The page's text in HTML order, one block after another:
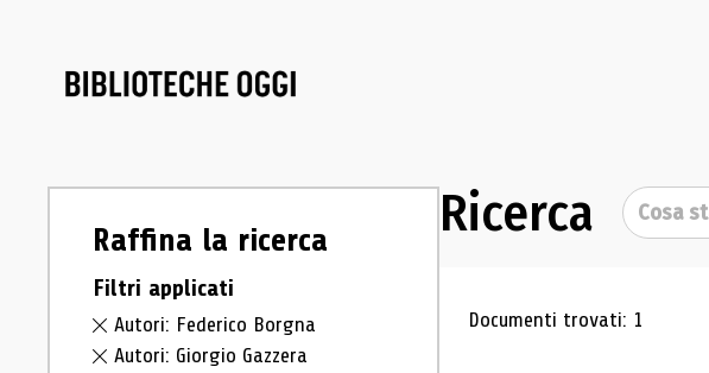
Raffina la ricerca
Filtri applicati
Autori: Federico Borgna
Autori: Giorgio Gazzera
Ricerca Cerca
Risultati di
Documenti trovati: 1